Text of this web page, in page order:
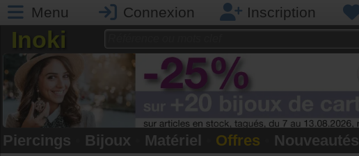
Menu Connexion Inscription
Inoki
Piercings Bijoux Matériel Offres Nouveautés